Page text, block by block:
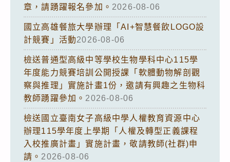
章，請踴躍報名參加。 2026-08-06
國立高雄餐旅大學辦理「AI+智慧餐飲LOGO設
計競賽」活動2026-08-06
檢送普通型高級中等學校生物學科中心115學
年度能力競賽培訓公開授課「軟體動物解剖觀
察與推理」實施計畫1份，邀請有興趣之生物科
教師踴躍參加。 2026-08-06
檢送國立臺南女子高級中學人權教育資源中心
辦理115學年度上學期「人權及轉型正義課程
入校推廣計畫」實施計畫，敬請教師(社群)申
請。 2026-08-06